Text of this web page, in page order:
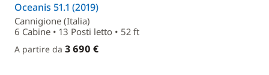
Oceanis 51.1 (2019)
Cannigione (Italia)
6 Cabine • 13 Posti letto • 52 ft
A partire da 3 690 €